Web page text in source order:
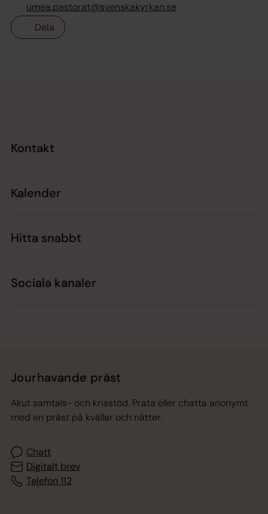
umea.pastorat@svenskakyrkan.se
Dela
Kontakt
Kalender
Hitta snabbt
Sociala kanaler
Jourhavande präst
Akut samtals- och krisstöd. Prata eller chatta anonymt
med en präst på kvällar och nätter.
Chatt
Digitalt brev
Telefon 112